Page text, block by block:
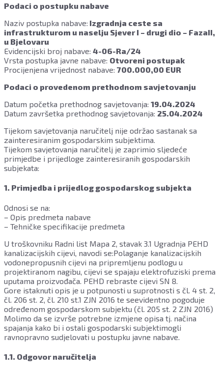
Podaci o postupku nabave
Naziv postupka nabave: Izgradnja ceste sa
infrastrukturom u naselju Sjever I – drugi dio – FazaII,
u Bjelovaru
Evidencijski broj nabave: 4-06-Ra/24
Vrsta postupka javne nabave: Otvoreni postupak
Procijenjena vrijednost nabave: 700.000,00 EUR
Podaci o provedenom prethodnom savjetovanju
Datum početka prethodnog savjetovanja: 19.04.2024
Datum završetka prethodnog savjetovanja: 25.04.2024
Tijekom savjetovanja naručitelj nije održao sastanak sa
zainteresiranim gospodarskim subjektima.
Tijekom savjetovanja naručitelj je zaprimio sljedeće
primjedbe i prijedloge zainteresiranih gospodarskih
subjekata:
1. Primjedba i prijedlog gospodarskog subjekta
Odnosi se na:
– Opis predmeta nabave
– Tehničke specifikacije predmeta
U troškovniku Radni list Mapa 2, stavak 3.1 Ugradnja PEHD
kanalizacijskih cijevi, navodi se:Polaganje kanalizacijskih
vodonepropusnih cijevi na pripremljenu podlogu u
projektiranom nagibu, cijevi se spajaju elektrofuziski prema
uputama proizvođača. PEHD rebraste cijevi SN 8.
Gore istaknuti opis je u potpunosti u suprotnosti s čl. 4 st. 2,
čl. 206 st. 2, čl. 210 st.1 ZJN 2016 te seevidentno pogoduje
određenom gospodarskom subjektu (čl. 205 st. 2 ZJN 2016)
Molimo da se izvrše potrebne izmjene opisa tj. načina
spajanja kako bi i ostali gospodarski subjektimogli
ravnopravno sudjelovati u postupku javne nabave.
1.1. Odgovor naručitelja